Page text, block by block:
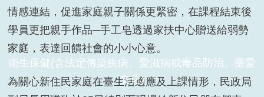
認識植物•植物DIY3
情感連結，促進家庭親子關係更緊密，在課程結束後
學員更把親手作品─手工皂透過家扶中心贈送給弱勢
家庭，表達回饋社會的小小心意。
為關心新住民家庭在臺生活適應及上課情形，民政局